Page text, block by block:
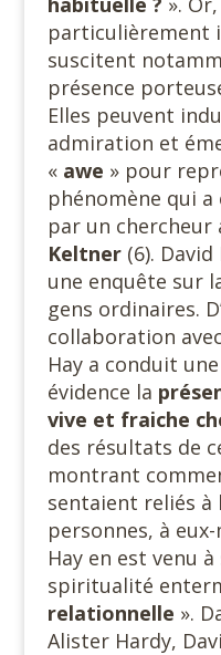
particulièrement
suscitent
présence
Elles peuvent
admiration et
« awe » pour
phénomène qui
par un chercheur
Keltner(6). David
une enquête sur
gens ordinaires.
collaboration avec
Hay a conduit
évidence la
vive et fraiche
des résultats de
montrant
sentaient reliés à
personnes, à
Hay en est venu
spiritualité
relationnelle ».
Alister Hardy,